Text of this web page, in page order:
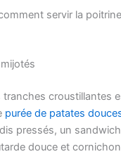
servir la
tranches croustillantes
purée de patates
pressés, un
douce et